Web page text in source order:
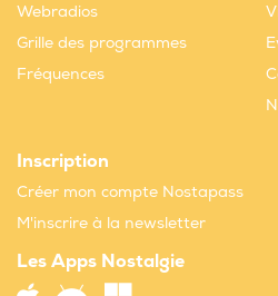
Webradios
Grille des programmes
Fréquences
Inscription
Créer mon compte Nostapass
M'inscrire à la newsletter
Les Apps Nostalgie